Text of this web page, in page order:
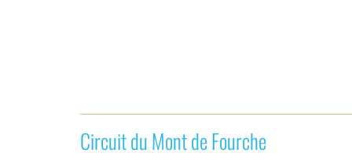
Circuit du Mont de Fourche